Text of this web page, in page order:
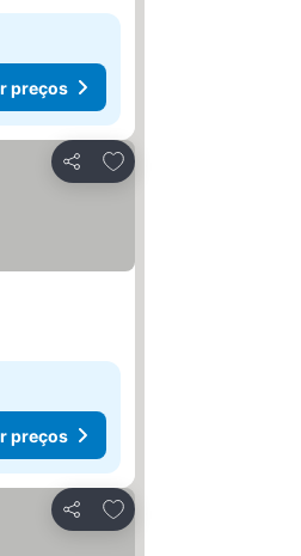
preços
Partilhar
Adicionar aos favoritos
preços
Partilhar
Adicionar aos favoritos